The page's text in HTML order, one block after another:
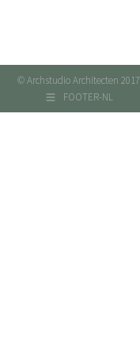
© Archstudio Architecten 2017
FOOTER-NL